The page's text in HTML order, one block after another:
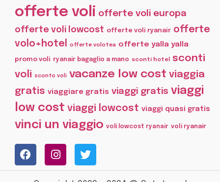
offerte voli offerte voli europa
offerte voli lowcost offerte voli ryanair offerte
volo+hotel offerte volotea offerte yalla yalla
promo voli ryanair bagaglio a mano sconti hotel
sconti
voli
sconto voli vacanze low cost viaggia
gratis viaggiare gratis viaggi gratis viaggi
low cost viaggi lowcost viaggi quasi gratis
vinci un viaggio voli lowcost ryanair voli ryanair